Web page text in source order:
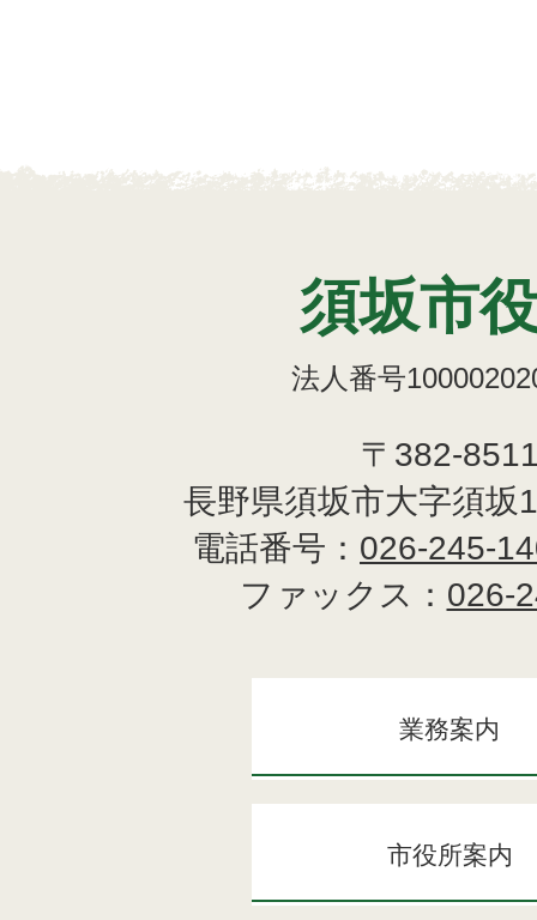
須坂市
法人番号
〒382-
長野県須坂市大字須坂
電話番号： 026-245-
ファックス： 026-
業務案内
市役所案内